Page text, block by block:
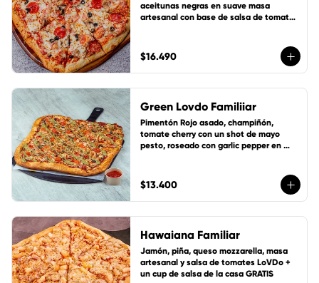
aceitunas negras en suave masa
artesanal con base de salsa de tomate
$16.490
Green Lovdo Familiiar
Pimentón Rojo asado, champiñón,
tomate cherry con un shot de mayo
pesto, roseado con garlic pepper en
mozzarella y 1 cup de salsa de la casa
gratis!
$13.400
Hawaiana Familiar
Jamón, piña, queso mozzarella, masa
artesanal y salsa de tomates LoVDo +
un cup de salsa de la casa GRATIS